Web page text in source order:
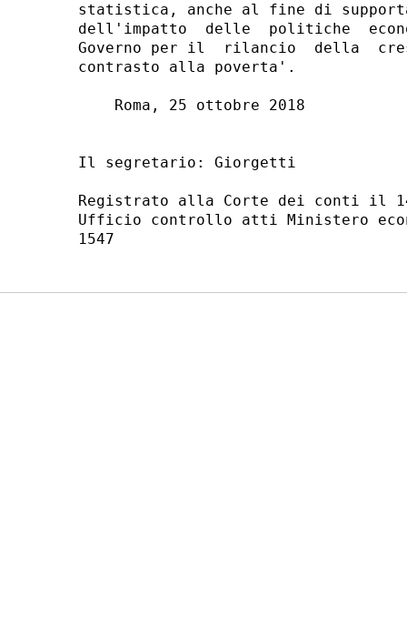
statistica, anche al fine di
dell'impatto  delle  politiche
Governo per il  rilancio  della
contrasto alla poverta'.
    Roma, 25 ottobre 2018
Il segretario: Giorgetti
Registrato alla Corte dei conti il
Ufficio controllo atti Ministero